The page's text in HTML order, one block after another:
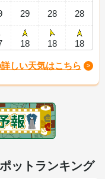
29
18
28
18
28
18
しい天気はこちら
ットランキング